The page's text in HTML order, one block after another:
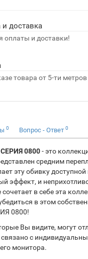
и доставка
оплаты и доставки!
товара от 5-ти
0 Вопрос - Ответ 0
0800- это
средним
эту обивку
эффект, и
в себе эта
в этом
0800!
Вы видите, могут
связано с
монитора.